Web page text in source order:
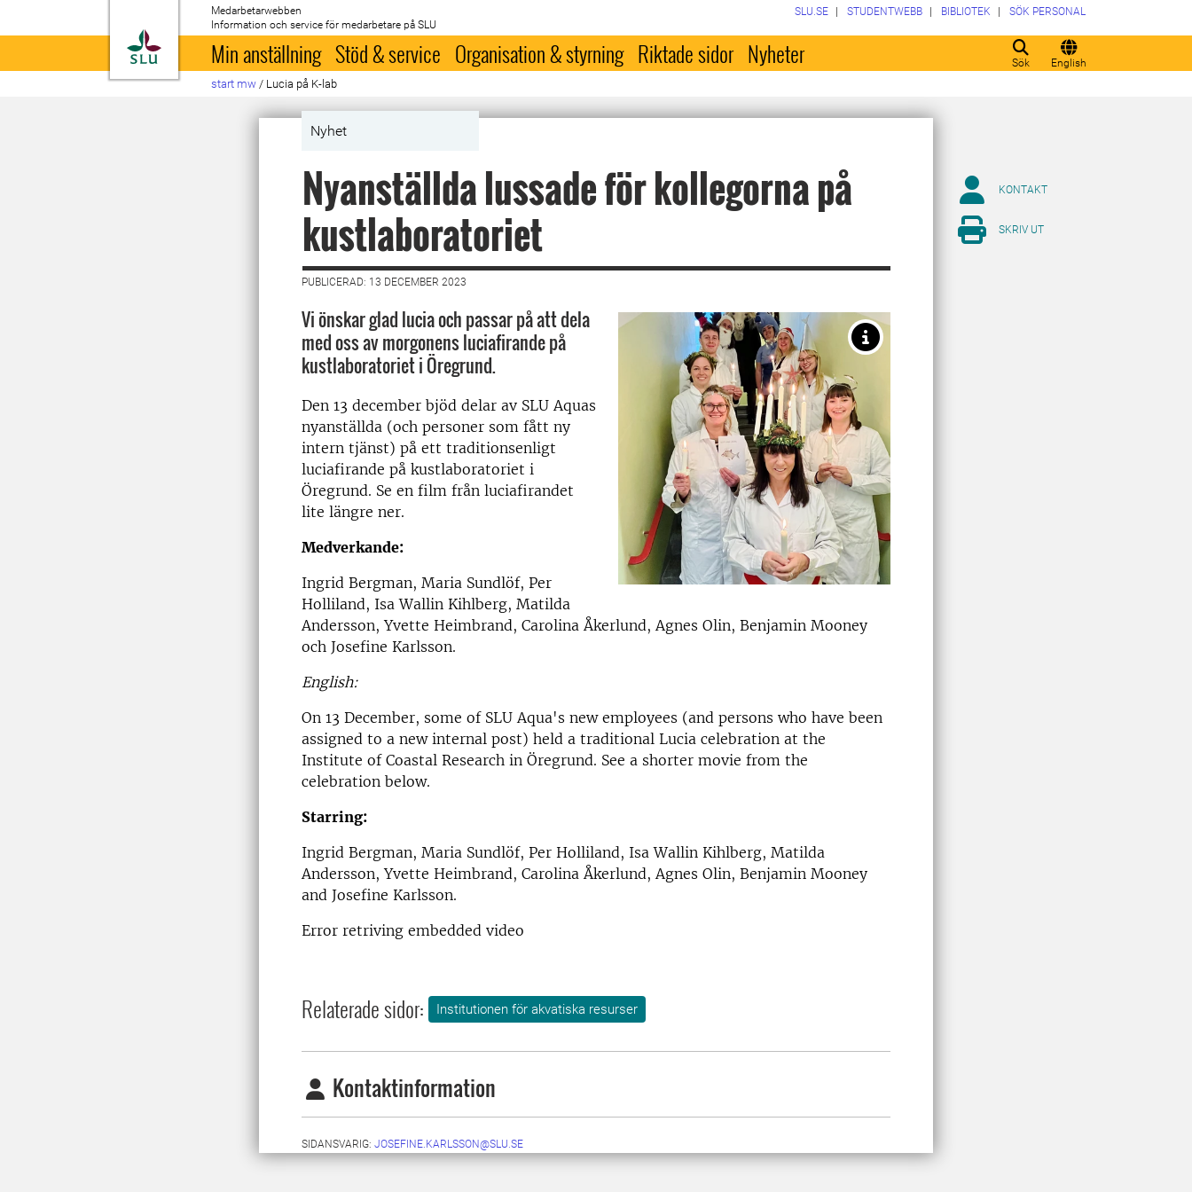
Till startsida
Medarbetarwebben
Information och service för medarbetare på SLU
Sök English
SLU.SE STUDENTWEBB BIBLIOTEK SÖK PERSONAL
Min anställning Stöd & service Organisation & styrning Riktade sidor Nyheter
start mw / Lucia på K-lab
Nyhet
Nyanställda lussade för kollegorna på
kustlaboratoriet
PUBLICERAD: 13 DECEMBER 2023
Vi önskar glad lucia och passar på att dela
med oss av morgonens luciafirande på
kustlaboratoriet i Öregrund.
Den 13 december bjöd delar av SLU Aquas
nyanställda (och personer som fått ny
intern tjänst) på ett traditionsenligt
luciafirande på kustlaboratoriet i
Öregrund. Se en film från luciafirandet
lite längre ner.
Medverkande:
Ingrid Bergman, Maria Sundlöf, Per
Holliland, Isa Wallin Kihlberg, Matilda
Andersson, Yvette Heimbrand, Carolina Åkerlund, Agnes Olin, Benjamin Mooney
och Josefine Karlsson.
English:
On 13 December, some of SLU Aqua's new employees (and persons who have been
assigned to a new internal post) held a traditional Lucia celebration at the
Institute of Coastal Research in Öregrund. See a shorter movie from the
celebration below.
Starring:
Ingrid Bergman, Maria Sundlöf, Per Holliland, Isa Wallin Kihlberg, Matilda
Andersson, Yvette Heimbrand, Carolina Åkerlund, Agnes Olin, Benjamin Mooney
and Josefine Karlsson.
Error retriving embedded video
Relaterade sidor: Institutionen för akvatiska resurser
Kontaktinformation
SIDANSVARIG: JOSEFINE.KARLSSON@SLU.SE
KONTAKT
SKRIV UT